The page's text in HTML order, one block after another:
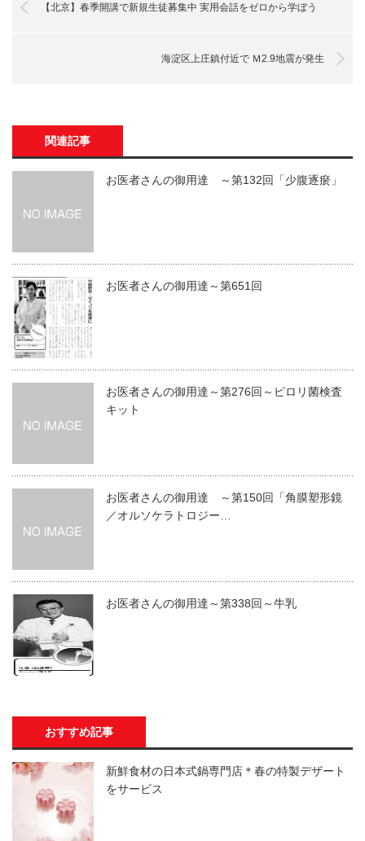
【北京】春季開講で新規生徒募集中 実用会話をゼロから学ぼう
海淀区上庄鎮付近で Ｍ2.9地震が発生
関連記事
お医者さんの御用達 ～第132回「少腹逐瘀」
お医者さんの御用達～第651回
お医者さんの御用達～第276回～ピロリ菌検査
キット
お医者さんの御用達 ～第150回「角膜塑形鏡
／オルソケラトロジー…
お医者さんの御用達～第338回～牛乳
おすすめ記事
新鮮食材の日本式鍋専門店＊春の特製デザート
をサービス